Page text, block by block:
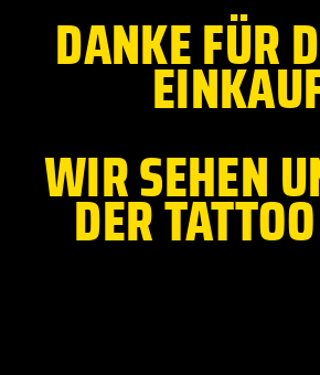
DANKE FÜR
WIR SEHEN
DER